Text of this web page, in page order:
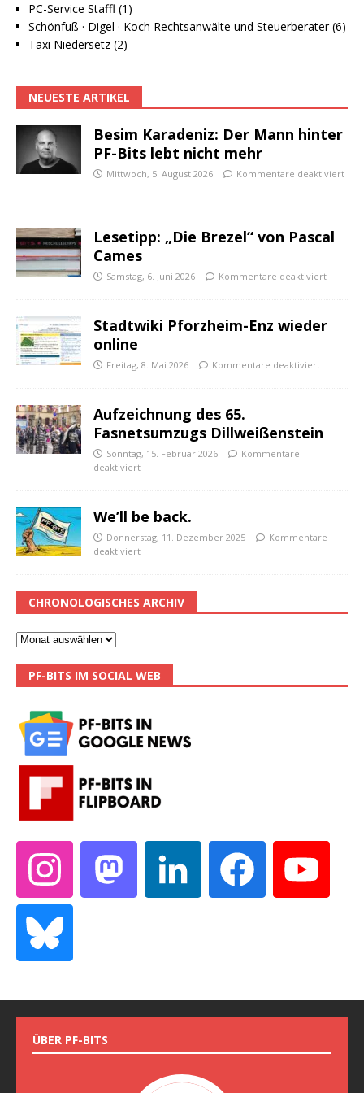
PC-Service Staffl (1)
Schönfuß · Digel · Koch Rechtsanwälte und Steuerberater (6)
Taxi Niedersetz (2)
NEUESTE ARTIKEL
Besim Karadeniz: Der Mann hinter
PF-Bits lebt nicht mehr
Mittwoch, 5. August 2026 Kommentare deaktiviert
Lesetipp: „Die Brezel“ von Pascal
Cames
Samstag, 6. Juni 2026 Kommentare deaktiviert
Stadtwiki Pforzheim-Enz wieder
online
Freitag, 8. Mai 2026 Kommentare deaktiviert
Aufzeichnung des 65.
Fasnetsumzugs Dillweißenstein
Sonntag, 15. Februar 2026
Kommentare
deaktiviert
We’ll be back.
Donnerstag, 11. Dezember 2025
Kommentare
deaktiviert
CHRONOLOGISCHES ARCHIV
PF-BITS IM SOCIAL WEB
ÜBER PF-BITS